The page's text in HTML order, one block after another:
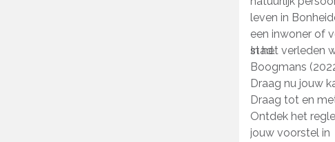
leven in
een inwoner of
stad.
In het verleden
Boogmans
Draag nu jouw
Draag tot en
Ontdek het
jouw voorstel in